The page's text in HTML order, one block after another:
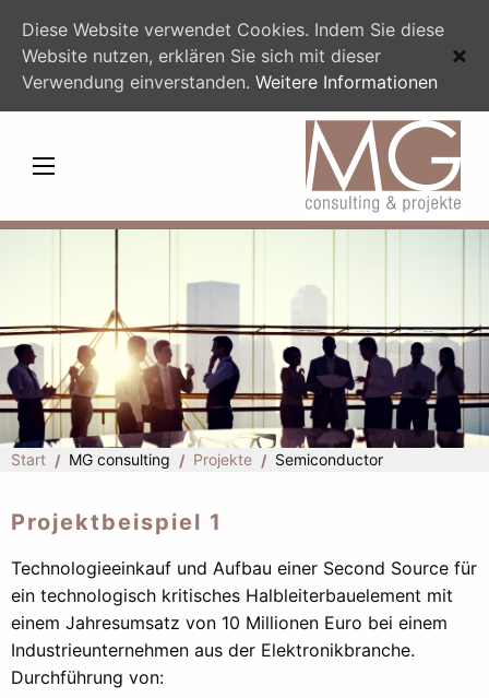
Start MG consulting Projekte Semiconductor
Projektbeispiel 1
Technologieeinkauf und Aufbau einer Second Source für
ein technologisch kritisches Halbleiterbauelement mit
einem Jahresumsatz von 10 Millionen Euro bei einem
Industrieunternehmen aus der Elektronikbranche.
Durchführung von:
Diese Website verwendet Cookies. Indem Sie diese
Website nutzen, erklären Sie sich mit dieser
Verwendung einverstanden. Weitere Informationen